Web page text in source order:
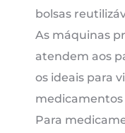
bolsas
As máquinas
atendem aos
os ideais para
medicamentos
Para